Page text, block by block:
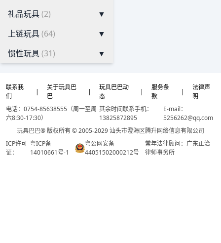
礼品玩具(2)
▼
上链玩具(64)
▼
惯性玩具(31) ▼
联系我
们
|
关于玩具巴
巴
|
玩具巴巴动
态
|
服务条
款
|
法律声
明
电话：0754-85638555（周一至周
六8:30-17:30）
其余时间联系手机：
13825872895
E-mail：
5256262@qq.com
玩具巴巴® 版权所有 © 2005-2029 汕头市澄海区腾升网络信息有限公司
ICP许可
证：
粤ICP备
14010661号-1
粤公网安备
44051502000212号
常年法律顾问：广东正治
律师事务所